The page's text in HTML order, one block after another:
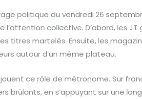
politique du vendredi 26
collective. D’abord, les
titres martelés. Ensuite, les
autour d’un même plateau.
ce rôle de métronome. Sur
brûlants, en s’appuyant sur une